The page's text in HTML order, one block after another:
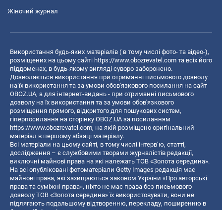
Жіночий журнал
Використання будь-яких матеріалів ( в тому числі фото- та відео-),
розміщених на цьому сайті https://www.obozrevatel.com та всіх його
піддоменах, в будь-якому вигляді суворо заборонено.
Дозволяється використання при отриманні письмового дозволу
на їх використання та за умови обов'язкового посилання на сайт
OBOZ.UA, а для інтернет-видань - при отриманні письмового
дозволу на їх використання та за умови обов'язкового
розміщення прямого, відкритого для пошукових систем,
гіперпосилання на сторінку OBOZ.UA за посиланням
https://www.obozrevatel.com, на якій розміщено оригінальний
матеріал в першому абзаці матеріалу.
Всі матеріали на цьому сайті, в тому числі інтерв’ю, статті,
дослідження – є службовими творами журналістів редакції,
виключні майнові права на які належать ТОВ «Золота середина».
На всі опубліковані фотоматеріали Getty Images редакція має
майнові права, які захищаються законом України «Про авторські
права та суміжні права», ніхто не має права без письмового
дозволу ТОВ «Золота середина» їх використовувати, вони не
підлягають подальшому відтворенню, перекладу, поширенню в